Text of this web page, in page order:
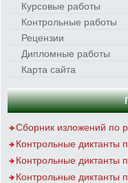
Курсовые работы
Контрольные работы
Рецензии
Дипломные работы
Карта сайта
Сборник изложений по
Контрольные диктанты
Контрольные диктанты
Контрольные диктанты